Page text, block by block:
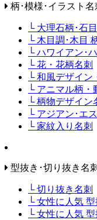
柄･模様･イラスト名
└ 大理石柄･石
└ 木目調･木目
└ ハワイアン･
└ 花・花柄名刺
└ 和風デザイン
└ アニマル柄・
└ 柄物デザイン
└ アジアン･エ
└ 家紋入り名刺
型抜き･切り抜き名刺
└ 切り抜き名刺
└ 女性に人気
└ 女性に人気